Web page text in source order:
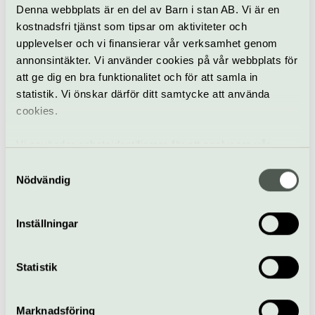
Denna webbplats är en del av Barn i stan AB. Vi är en
kostnadsfri tjänst som tipsar om aktiviteter och
upplevelser och vi finansierar vår verksamhet genom
annonsintäkter. Vi använder cookies på vår webbplats för
att ge dig en bra funktionalitet och för att samla in
statistik. Vi önskar därför ditt samtycke att använda
cookies.
Vi använder enhetsidentifierare för att analysera vår
samt tillhandahålla funktioner för sociala medier. Vi
vidarebefordrar även sådana identifierare och annan
information från din enhet till de sociala medier och
annons- och analysföretag som vi samarbetar med.
information som du har tillhandahållit eller som de har
Nödvändig
Inställningar
Statistik
Marknadsföring
Teater
Uppsala stadsteater
Välkommen till Uppsala stadsteater. Upplevelser för alla! Vi
producerar ett brett program med klassiker och ny
Uppsala